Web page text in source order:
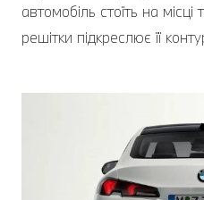
автомобіль стоїть на
решітки підкреслює її